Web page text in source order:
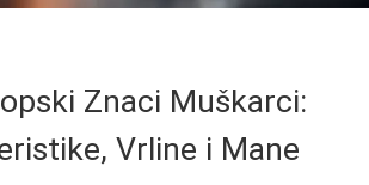
Znaci Muškarci:
Vrline i Mane